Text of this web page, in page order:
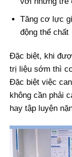
Tăng cơ lực
động thể chất
Đặc biệt, khi
trị liệu sớm thì
Đặc biệt việc
không cần phải
hay tập luyện